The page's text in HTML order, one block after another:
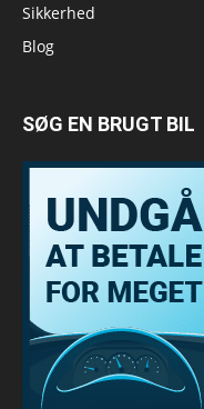
Sikkerhed
Blog
SØG EN BRUGT BIL